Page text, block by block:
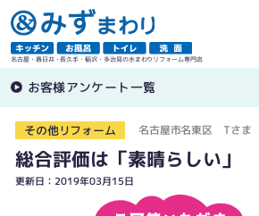
名古屋・春日井・長久手・稲沢・多治見の水まわりリフォーム専門店
お客様アンケート一覧
その他リフォーム 名古屋市名東区 Tさま
総合評価は「素晴らしい」
更新日：2019年03月15日